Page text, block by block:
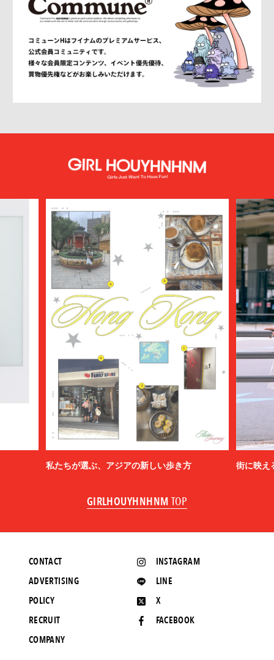
私たちが選ぶ、アジアの新しい歩き方 街に映え
GIRLHOUYHNHNM TOP
INSTAGRAM
LINE
X
FACEBOOK
CONTACT
ADVERTISING
POLICY
RECRUIT
COMPANY